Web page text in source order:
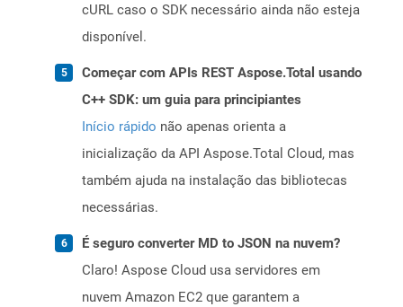
cURL caso o SDK necessário ainda não esteja
disponível.
Começar com APIs REST Aspose.Total usando
C++ SDK: um guia para principiantes
Início rápido não apenas orienta a
inicialização da API Aspose.Total Cloud, mas
também ajuda na instalação das bibliotecas
necessárias.
É seguro converter MD to JSON na nuvem?
Claro! Aspose Cloud usa servidores em
nuvem Amazon EC2 que garantem a